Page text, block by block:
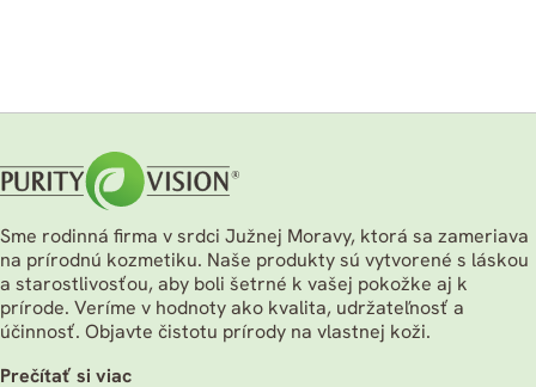
Sme rodinná firma v srdci Južnej Moravy, ktorá sa zameriava
na prírodnú kozmetiku. Naše produkty sú vytvorené s láskou
a starostlivosťou, aby boli šetrné k vašej pokožke aj k
prírode. Veríme v hodnoty ako kvalita, udržateľnosť a
účinnosť. Objavte čistotu prírody na vlastnej koži.
prečítať si viac